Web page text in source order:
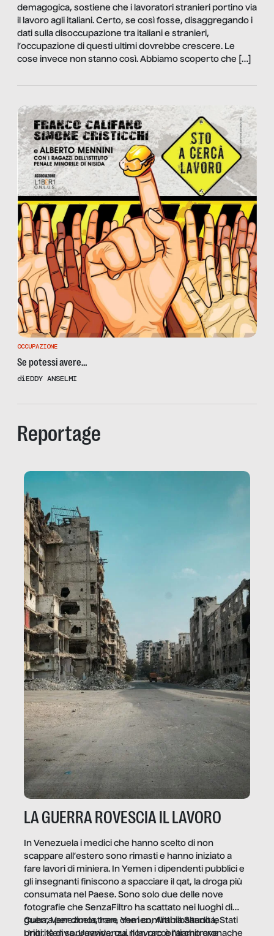
demagogica, sostiene che i lavoratori stranieri portino via
il lavoro agli italiani. Certo, se così fosse, disaggregando i
dati sulla disoccupazione tra italiani e stranieri,
l’occupazione di questi ultimi dovrebbe crescere. Le
cose invece non stanno così. Abbiamo scoperto che […]
OCCUPAZIONE
Se potessi avere…
diEDDY ANSELMI
Reportage
LA GUERRA ROVESCIA IL LAVORO
In Venezuela i medici che hanno scelto di non
scappare all’estero sono rimasti e hanno iniziato a
fare lavori di miniera. In Yemen i dipendenti pubblici e
gli insegnanti finiscono a spacciare il qat, la droga più
consumata nel Paese. Sono solo due delle nove
fotografie che SenzaFiltro ha scattato nei luoghi di
guerra per dimostrare che i conflitti ribaltano le
priorità di sopravvivenza. Il lavoro è l’architrave
Cuba, Venezuela, Iran, Yemen, Arabia Saudita, Stati
Uniti, Kenya, Uganda: qui non raccontiamo cronache